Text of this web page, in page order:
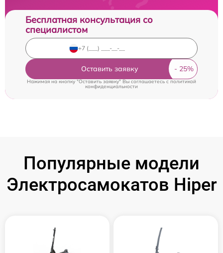
Бесплатная консультация со
специалистом
Оставить заявку
Нажимая на кнопку "Оставить заявку" Вы соглашаетесь cполитикой
конфиденциальности
Популярные модели
Электросамокатов Hiper